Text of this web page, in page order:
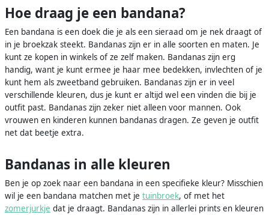
Hoe draag je een bandana?
Een bandana is een doek die je als een sieraad om je nek draagt of
in je broekzak steekt. Bandanas zijn er in alle soorten en maten. Je
kunt ze kopen in winkels of ze zelf maken. Bandanas zijn erg
handig, want je kunt ermee je haar mee bedekken, invlechten of je
kunt hem als zweetband gebruiken. Bandanas zijn er in veel
verschillende kleuren, dus je kunt er altijd wel een vinden die bij je
outfit past. Bandanas zijn zeker niet alleen voor mannen. Ook
vrouwen en kinderen kunnen bandanas dragen. Ze geven je outfit
net dat beetje extra.
Bandanas in alle kleuren
Ben je op zoek naar een bandana in een specifieke kleur? Misschien
wil je een bandana matchen met je tuinbroek, of met het
zomerjurkje dat je draagt. Bandanas zijn in allerlei prints en kleuren